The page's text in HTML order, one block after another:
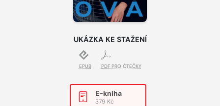
UKÁZKA KE STAŽENÍ
EPUB PDF PRO ČTEČKY
E-kniha
379 Kč